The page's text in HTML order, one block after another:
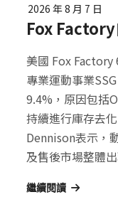
2026 年 8 月 7 日
Fox
美國 Fox Factory
專業運動事業
9.4%，原因包括
持續進行庫存去
Dennison表示，
及售後市場整體
繼續閱讀